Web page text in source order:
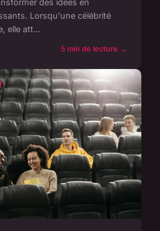
Lorsqu'une célébrité
elle att...
5 min de lecture →